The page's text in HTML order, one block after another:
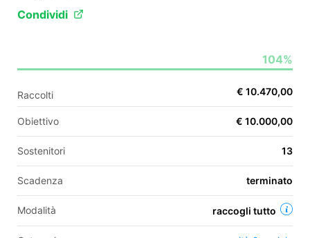
IT
ES
Condividi
104%
Raccolti € 10.470,00
Obiettivo € 10.000,00
Sostenitori 13
Scadenza terminato
Modalità raccogli tutto